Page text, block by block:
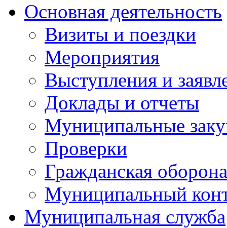
Основная деятельность
Визиты и поездки
Мероприятия
Выступления и
Доклады и отчеты
Муниципальные
Проверки
Гражданская
Муниципальный
Муниципальная служба